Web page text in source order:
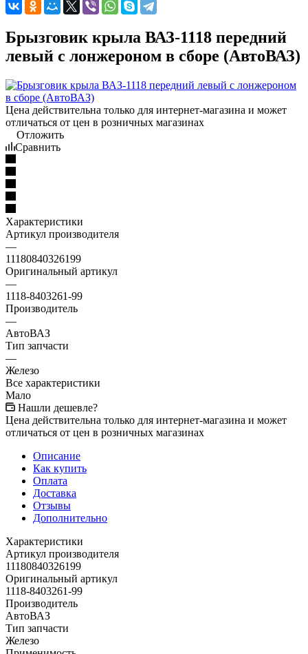
Брызговик крыла ВАЗ-1118 передний
левый с лонжероном в сборе (АвтоВАЗ)
Цена действительна только для интернет-магазина и может
отличаться от цен в розничных магазинах
Отложить
Сравнить
Характеристики
Артикул производителя
—
11180840326199
Оригинальный артикул
—
1118-8403261-99
Производитель
—
АвтоВАЗ
Тип запчасти
—
Железо
Все характеристики
Мало
Нашли дешевле?
Цена действительна только для интернет-магазина и может
отличаться от цен в розничных магазинах
Описание
Как купить
Оплата
Доставка
Отзывы
Дополнительно
Характеристики
Артикул производителя
11180840326199
Оригинальный артикул
1118-8403261-99
Производитель
АвтоВАЗ
Тип запчасти
Железо